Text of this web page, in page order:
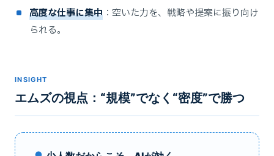
高度な仕事に集中 ：空いた力を、戦略や提案に振り向け
られる。
INSIGHT
エムズの視点：“規模”でなく“密度”で勝つ